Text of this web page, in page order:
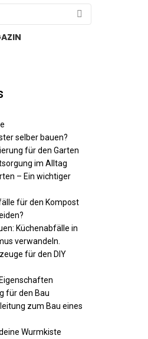
selber bauen?
für den Garten
im Alltag
– Ein wichtiger
für den Kompost
Küchenabfälle in
verwandeln.
für den DIY
für den Bau
zum Bau eines
Wurmkiste